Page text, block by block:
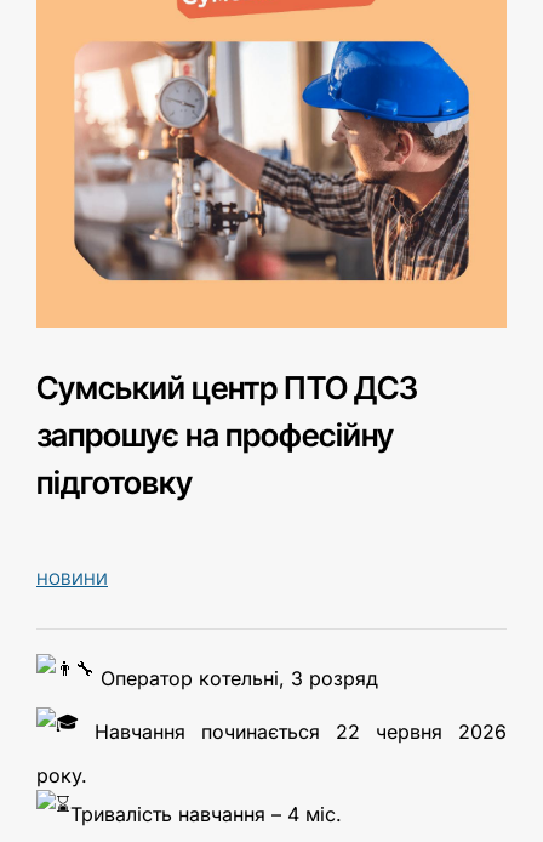
Сумський центр ПТО ДСЗ
запрошує на професійну
підготовку
НОВИНИ
Оператор котельні, 3 розряд
Навчання починається 22 червня 2026
року.
Тривалість навчання – 4 міс.